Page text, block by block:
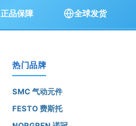
正品保障 全球发货
热门品牌
SMC 气动元件
FESTO 费斯托